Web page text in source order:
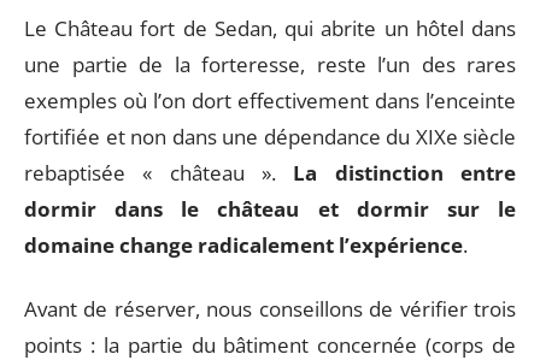
Le Château fort de Sedan, qui abrite un hôtel dans
une partie de la forteresse, reste l’un des rares
exemples où l’on dort effectivement dans l’enceinte
fortifiée et non dans une dépendance du XIXe siècle
rebaptisée « château ». La distinction entre
dormir dans le château et dormir sur le
domaine change radicalement l’expérience.
Avant de réserver, nous conseillons de vérifier trois
points : la partie du bâtiment concernée (corps de